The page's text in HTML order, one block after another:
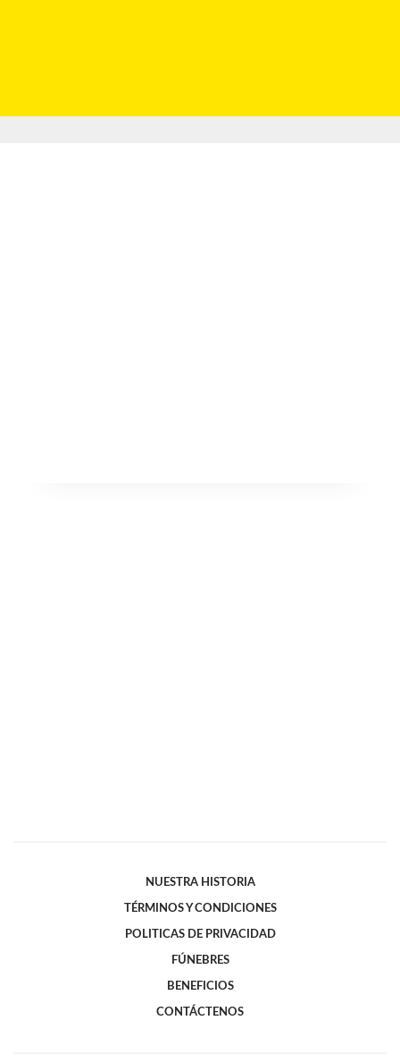
NUESTRA HISTORIA
TÉRMINOS Y CONDICIONES
POLITICAS DE PRIVACIDAD
FÚNEBRES
BENEFICIOS
CONTÁCTENOS